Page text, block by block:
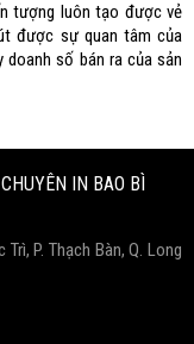
tượng luôn tạo được vẻ
được sự quan tâm của
số bán ra của sản
IN BAO BÌ
P. Thạch Bàn, Q. Long